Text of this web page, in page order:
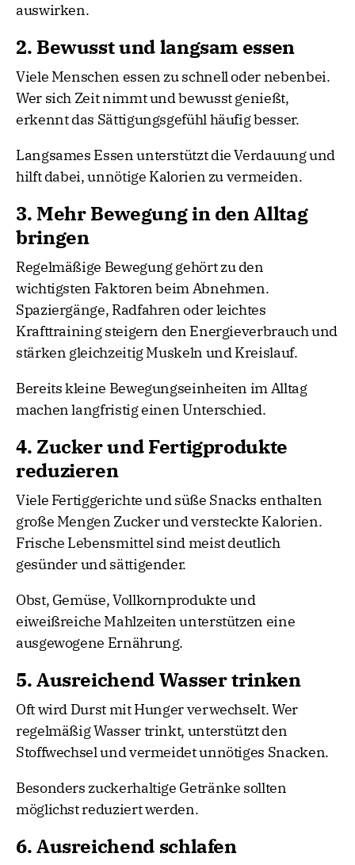
auswirken.
2. Bewusst und langsam essen
Viele Menschen essen zu schnell oder nebenbei.
Wer sich Zeit nimmt und bewusst genießt,
erkennt das Sättigungsgefühl häufig besser.
Langsames Essen unterstützt die Verdauung und
hilft dabei, unnötige Kalorien zu vermeiden.
3. Mehr Bewegung in den Alltag
bringen
Regelmäßige Bewegung gehört zu den
wichtigsten Faktoren beim Abnehmen.
Spaziergänge, Radfahren oder leichtes
Krafttraining steigern den Energieverbrauch und
stärken gleichzeitig Muskeln und Kreislauf.
Bereits kleine Bewegungseinheiten im Alltag
machen langfristig einen Unterschied.
4. Zucker und Fertigprodukte
reduzieren
Viele Fertiggerichte und süße Snacks enthalten
große Mengen Zucker und versteckte Kalorien.
Frische Lebensmittel sind meist deutlich
gesünder und sättigender.
Obst, Gemüse, Vollkornprodukte und
eiweißreiche Mahlzeiten unterstützen eine
ausgewogene Ernährung.
5. Ausreichend Wasser trinken
Oft wird Durst mit Hunger verwechselt. Wer
regelmäßig Wasser trinkt, unterstützt den
Stoffwechsel und vermeidet unnötiges Snacken.
Besonders zuckerhaltige Getränke sollten
möglichst reduziert werden.
6. Ausreichend schlafen